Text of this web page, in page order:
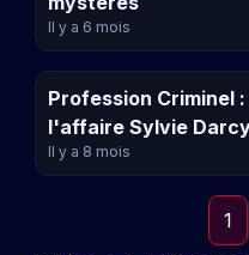
Il y a 6 mois
Profession Criminel
l'affaire Sylvie
Il y a 8 mois
1